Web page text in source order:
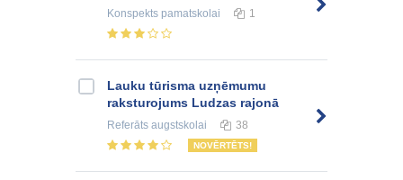
Konspekts pamatskolai 1
Lauku tūrisma uzņēmumu
raksturojums Ludzas rajonā
Referāts augstskolai 38
NOVĒRTĒTS!